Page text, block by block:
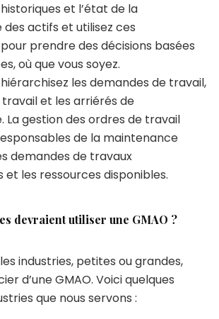
et l’état de la
actifs et utilisez ces
prendre des décisions basées
où que vous soyez.
les demandes de travail,
et les arriérés de
La gestion des ordres de travail
de la maintenance
demandes de travaux
les ressources disponibles.
devraient utiliser une GMAO ?
industries, petites ou grandes,
d’une GMAO. Voici quelques
que nous servons :